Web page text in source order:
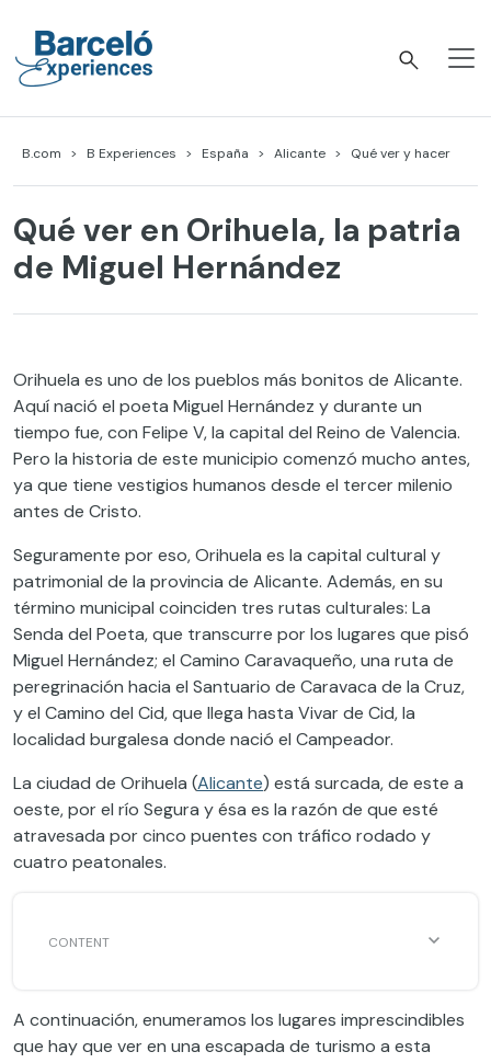
content
B.com B Experiences España Alicante Qué ver y hacer
Qué ver en Orihuela, la patria
de Miguel Hernández
Orihuela es uno de los pueblos más bonitos de Alicante.
Aquí nació el poeta Miguel Hernández y durante un
tiempo fue, con Felipe V, la capital del Reino de Valencia.
Pero la historia de este municipio comenzó mucho antes,
ya que tiene vestigios humanos desde el tercer milenio
antes de Cristo.
Seguramente por eso, Orihuela es la capital cultural y
patrimonial de la provincia de Alicante. Además, en su
término municipal coinciden tres rutas culturales: La
Senda del Poeta, que transcurre por los lugares que pisó
Miguel Hernández; el Camino Caravaqueño, una ruta de
peregrinación hacia el Santuario de Caravaca de la Cruz,
y el Camino del Cid, que llega hasta Vivar de Cid, la
localidad burgalesa donde nació el Campeador.
La ciudad de Orihuela (Alicante) está surcada, de este a
oeste, por el río Segura y ésa es la razón de que esté
atravesada por cinco puentes con tráfico rodado y
cuatro peatonales.
A continuación, enumeramos los lugares imprescindibles
que hay que ver en una escapada de turismo a esta